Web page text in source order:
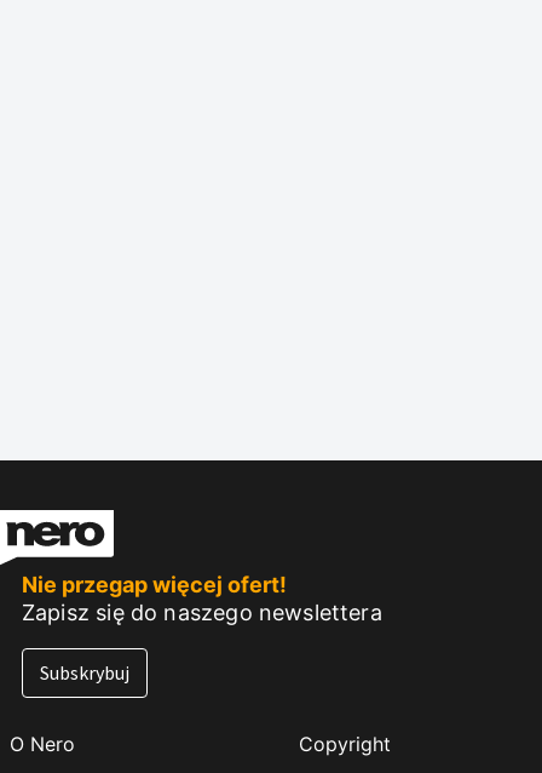
Nie przegap więcej ofert!
Zapisz się do naszego newslettera
Subskrybuj
O Nero Copyright